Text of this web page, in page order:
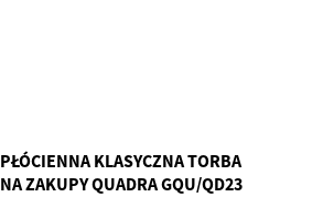
PŁÓCIENNA KLASYCZNA TORBA
NA ZAKUPY QUADRA GQU/QD23